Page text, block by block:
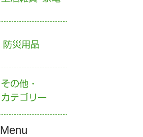
Menu